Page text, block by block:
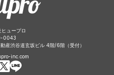
ュープロ
0043
産渋谷道玄坂ビル 4階/6階（受付）
inc.com